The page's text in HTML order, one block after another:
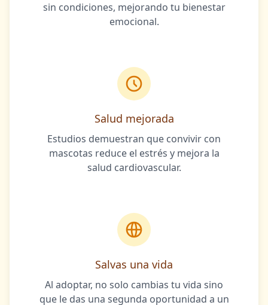
sin condiciones, mejorando tu bienestar
emocional.
Salud mejorada
Estudios demuestran que convivir con
mascotas reduce el estrés y mejora la
salud cardiovascular.
Salvas una vida
Al adoptar, no solo cambias tu vida sino
que le das una segunda oportunidad a un